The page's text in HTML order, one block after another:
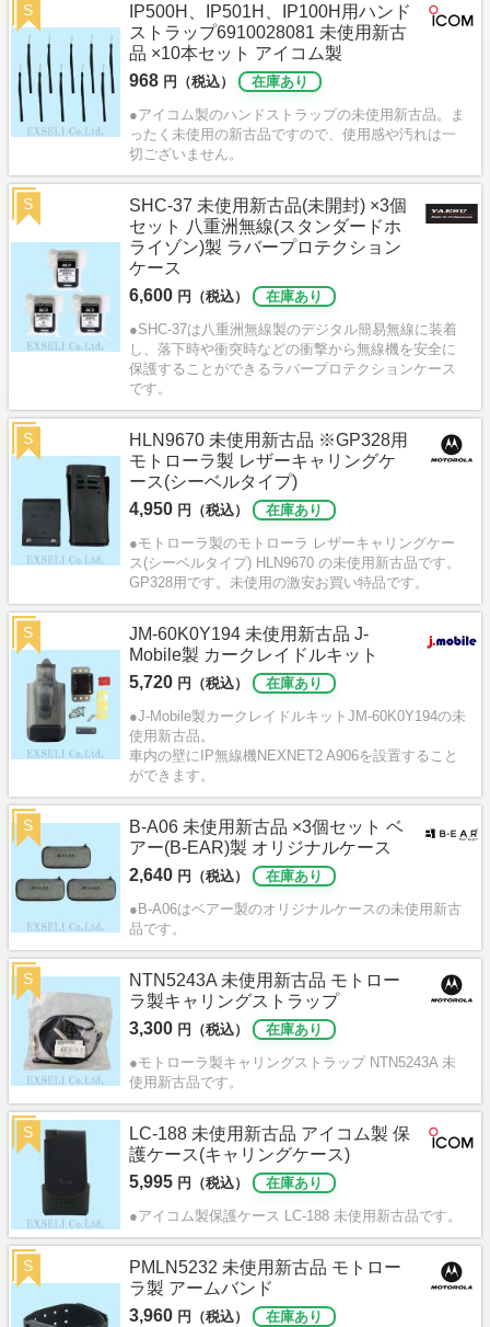
IP500H、IP501H、IP100H用ハンド
ストラップ6910028081 未使用新古
品 ×10本セット アイコム製
968 円（税込）
在庫あり
●アイコム製のハンドストラップの未使用新古品。ま
ったく未使用の新古品ですので、使用感や汚れは一
切ございません。
S
SHC-37 未使用新古品(未開封) ×3個
セット 八重洲無線(スタンダードホ
ライゾン)製 ラバープロテクション
ケース
6,600 円（税込）
在庫あり
●SHC-37は八重洲無線製のデジタル簡易無線に装着
し、落下時や衝突時などの衝撃から無線機を安全に
保護することができるラバープロテクションケース
です。
S
HLN9670 未使用新古品 ※GP328用
モトローラ製 レザーキャリングケ
ース(シーベルタイプ)
4,950 円（税込）
在庫あり
●モトローラ製のモトローラ レザーキャリングケー
ス(シーベルタイプ) HLN9670 の未使用新古品です。
GP328用です。未使用の激安お買い特品です。
S
JM-60K0Y194 未使用新古品 J-
Mobile製 カークレイドルキット
5,720 円（税込）
在庫あり
●J-Mobile製カークレイドルキットJM-60K0Y194の未
使用新古品。
車内の壁にIP無線機NEXNET2 A906を設置すること
ができます。
S
B-A06 未使用新古品 ×3個セット ベ
アー(B-EAR)製 オリジナルケース
2,640 円（税込）
在庫あり
●B-A06はベアー製のオリジナルケースの未使用新古
品です。
S
NTN5243A 未使用新古品 モトロー
ラ製キャリングストラップ
3,300 円（税込）
在庫あり
●モトローラ製キャリングストラップ NTN5243A 未
使用新古品です。
S
LC-188 未使用新古品 アイコム製 保
護ケース(キャリングケース)
5,995 円（税込）
在庫あり
●アイコム製保護ケース LC-188 未使用新古品です。
S
PMLN5232 未使用新古品 モトロー
ラ製 アームバンド
3,960 円（税込）
在庫あり
S